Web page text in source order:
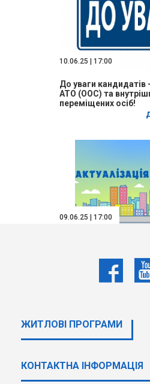
10.06.25 | 17:00
До уваги кандидатів
АТО (ООС) та
переміщених осіб!
09.06.25 | 17:00
1 2 3
8
ЖИТЛОВІ ПРОГРАМИ
КОНТАКТНА ІНФОРМАЦІЯ